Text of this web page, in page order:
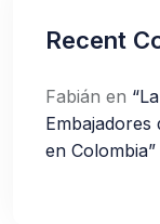
Recent
Fabián en
Embajadores
en Colombia”